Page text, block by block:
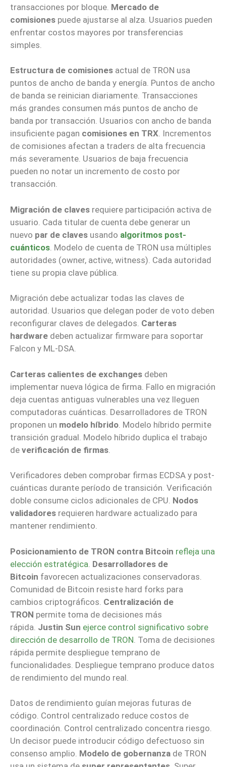
transacciones por bloque. Mercado de
comisiones puede ajustarse al alza. Usuarios pueden
enfrentar costos mayores por transferencias
simples.
Estructura de comisiones actual de TRON usa
puntos de ancho de banda y energía. Puntos de ancho
de banda se reinician diariamente. Transacciones
más grandes consumen más puntos de ancho de
banda por transacción. Usuarios con ancho de banda
insuficiente pagan comisiones en TRX. Incrementos
de comisiones afectan a traders de alta frecuencia
más severamente. Usuarios de baja frecuencia
pueden no notar un incremento de costo por
transacción.
Migración de claves requiere participación activa de
usuario. Cada titular de cuenta debe generar un
nuevo par de claves usando algoritmos post-
cuánticos . Modelo de cuenta de TRON usa múltiples
autoridades (owner, active, witness). Cada autoridad
tiene su propia clave pública.
Migración debe actualizar todas las claves de
autoridad. Usuarios que delegan poder de voto deben
reconfigurar claves de delegados. Carteras
hardware deben actualizar firmware para soportar
Falcon y ML-DSA.
Carteras calientes de exchanges deben
implementar nueva lógica de firma. Fallo en migración
deja cuentas antiguas vulnerables una vez lleguen
computadoras cuánticas. Desarrolladores de TRON
proponen un modelo híbrido . Modelo híbrido permite
transición gradual. Modelo híbrido duplica el trabajo
de verificación de firmas
Verificadores deben comprobar firmas ECDSA y post-
cuánticas durante período de transición. Verificación
doble consume ciclos adicionales de CPU. Nodos
validadores requieren hardware actualizado para
mantener rendimiento.
Posicionamiento de TRON contra Bitcoin refleja una
elección estratégica Desarrolladores de
Bitcoin favorecen actualizaciones conservadoras.
Comunidad de Bitcoin resiste hard forks para
cambios criptográficos. Centralización de
TRON permite toma de decisiones más
rápida. Justin Sun ejerce control significativo sobre
dirección de desarrollo de TRON . Toma de decisiones
rápida permite despliegue temprano de
funcionalidades. Despliegue temprano produce datos
de rendimiento del mundo real.
Datos de rendimiento guían mejoras futuras de
código. Control centralizado reduce costos de
coordinación. Control centralizado concentra riesgo.
Un decisor puede introducir código defectuoso sin
consenso amplio. Modelo de gobernanza de TRON